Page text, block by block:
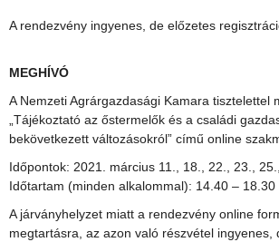
A rendezvény ingyenes, de előzetes
MEGHÍVÓ
A Nemzeti Agrárgazdasági Kamara tisztelettel
„Tájékoztató az őstermelők és a családi
bekövetkezett változásokról” című online
Időpontok: 2021. március 11., 18., 22., 23.,
Időtartam (minden alkalommal): 14.40 – 18.30
A járványhelyzet miatt a rendezvény online
megtartásra, az azon való részvétel ingyenes,